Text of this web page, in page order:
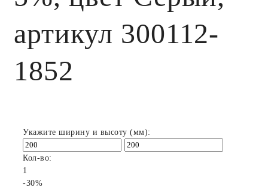
артикул 300112-
1852
Укажите ширину и высоту (мм):
Кол-во:
1
-30%